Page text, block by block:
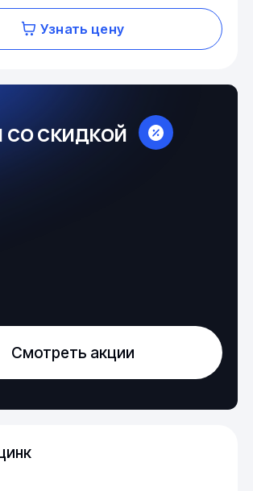
Узнать цену
скидкой
Смотреть акции